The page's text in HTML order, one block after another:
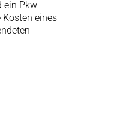
ein Pkw-
eines